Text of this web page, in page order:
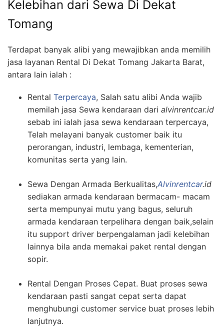
Kelebihan dari Sewa Di Dekat
Tomang
Terdapat banyak alibi yang mewajibkan anda memilih
jasa layanan Rental Di Dekat Tomang Jakarta Barat,
antara lain ialah :
Rental Terpercaya, Salah satu alibi Anda wajib
memilah jasa Sewa kendaraan dari alvinrentcar.id
sebab ini ialah jasa sewa kendaraan terpercaya,
Telah melayani banyak customer baik itu
perorangan, industri, lembaga, kementerian,
komunitas serta yang lain.
Sewa Dengan Armada Berkualitas,Alvinrentcar.id
sediakan armada kendaraan bermacam- macam
serta mempunyai mutu yang bagus, seluruh
armada kendaraan terpelihara dengan baik,selain
itu support driver berpengalaman jadi kelebihan
lainnya bila anda memakai paket rental dengan
sopir.
Rental Dengan Proses Cepat. Buat proses sewa
kendaraan pasti sangat cepat serta dapat
menghubungi customer service buat proses lebih
lanjutnya.